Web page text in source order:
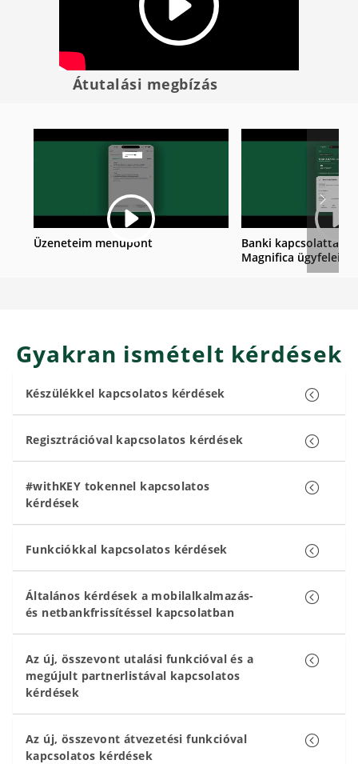
Átutalási megbízás
Üzeneteim menüpont
Banki
Magnifica ügyfeleink
Gyakran ismételt kérdések
Készülékkel kapcsolatos kérdések
Regisztrációval kapcsolatos kérdések
#withKEY tokennel kapcsolatos
kérdések
Funkciókkal kapcsolatos kérdések
Általános kérdések a mobilalkalmazás-
és netbankfrissítéssel kapcsolatban
Az új, összevont utalási funkcióval és a
megújult partnerlistával kapcsolatos
kérdések
Az új, összevont átvezetési funkcióval
kapcsolatos kérdések